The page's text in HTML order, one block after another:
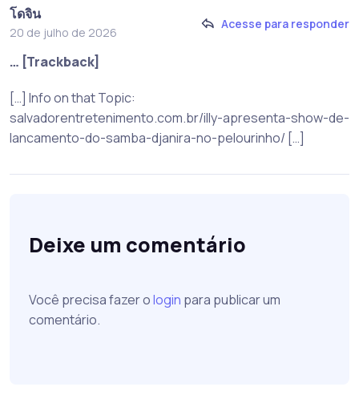
โดจิน
20 de julho de 2026
Acesse para responder
… [Trackback]
[…] Info on that Topic:
salvadorentretenimento.com.br/illy-apresenta-show-de-
lancamento-do-samba-djanira-no-pelourinho/ […]
Deixe um comentário
Você precisa fazer ologin para publicar um
comentário.